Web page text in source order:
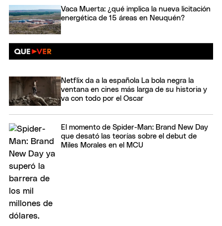
Vaca Muerta: ¿qué implica la nueva licitación
energética de 15 áreas en Neuquén?
Netflix da a la española La bola negra la
ventana en cines más larga de su historia y
va con todo por el Oscar
El momento de Spider-Man: Brand New Day
que desató las teorías sobre el debut de
Miles Morales en el MCU